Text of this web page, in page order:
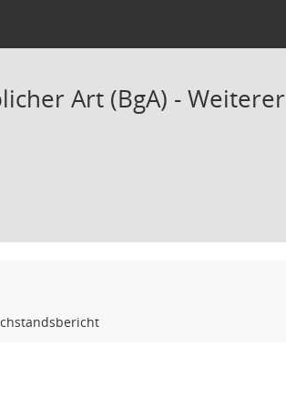
Art (BgA) - Weiterer